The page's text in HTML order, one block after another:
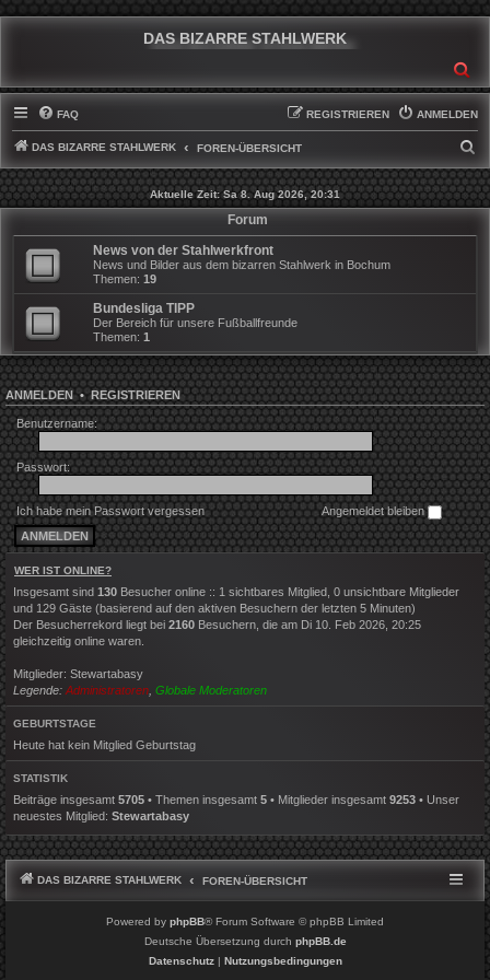
DAS BIZARRE STAHLWERK
FAQ ANMELDEN
REGISTRIEREN
DAS BIZARRE STAHLWERK FOREN-ÜBERSICHT
U
C
Aktuelle Zeit: Sa 8. Aug 2026, 20:31
Forum
News von der Stahlwerkfront
News und Bilder aus dem bizarren Stahlwerk in Bochum
Themen: 19
Bundesliga TIPP
Der Bereich für unsere Fußballfreunde
Themen: 1
ANMELDEN•REGISTRIEREN
Benutzername:
Passwort:
Ich habe mein Passwort vergessen Angemeldet bleiben
WER IST ONLINE?
Insgesamt sind 130 Besucher online :: 1 sichtbares Mitglied, 0 unsichtbare Mitglieder
und 129 Gäste (basierend auf den aktiven Besuchern der letzten 5 Minuten)
Der Besucherrekord liegt bei 2160 Besuchern, die am Di 10. Feb 2026, 20:25
gleichzeitig online waren.
Mitglieder: Stewartabasy
Legende: Administratoren Globale Moderatoren
GEBURTSTAGE
Heute hat kein Mitglied Geburtstag
STATISTIK
Beiträge insgesamt 5705 • Themen insgesamt 5 • Mitglieder insgesamt 9253 • Unser
neuestes Mitglied: Stewartabasy
DAS BIZARRE STAHLWERK FOREN-ÜBERSICHT
Powered by phpBB® Forum Software © phpBB Limited
Deutsche Übersetzung durch phpBB.de
Datenschutz| Nutzungsbedingungen